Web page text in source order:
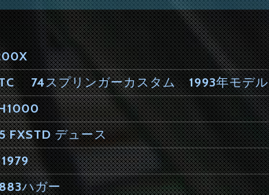
74スプリンガーカスタム 1993年モデル
FXSTD デュース
ハガー